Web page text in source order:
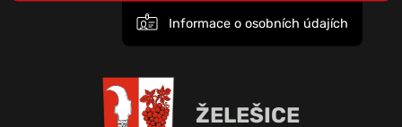
Informace o osobních údajích
ŽELEŠICE